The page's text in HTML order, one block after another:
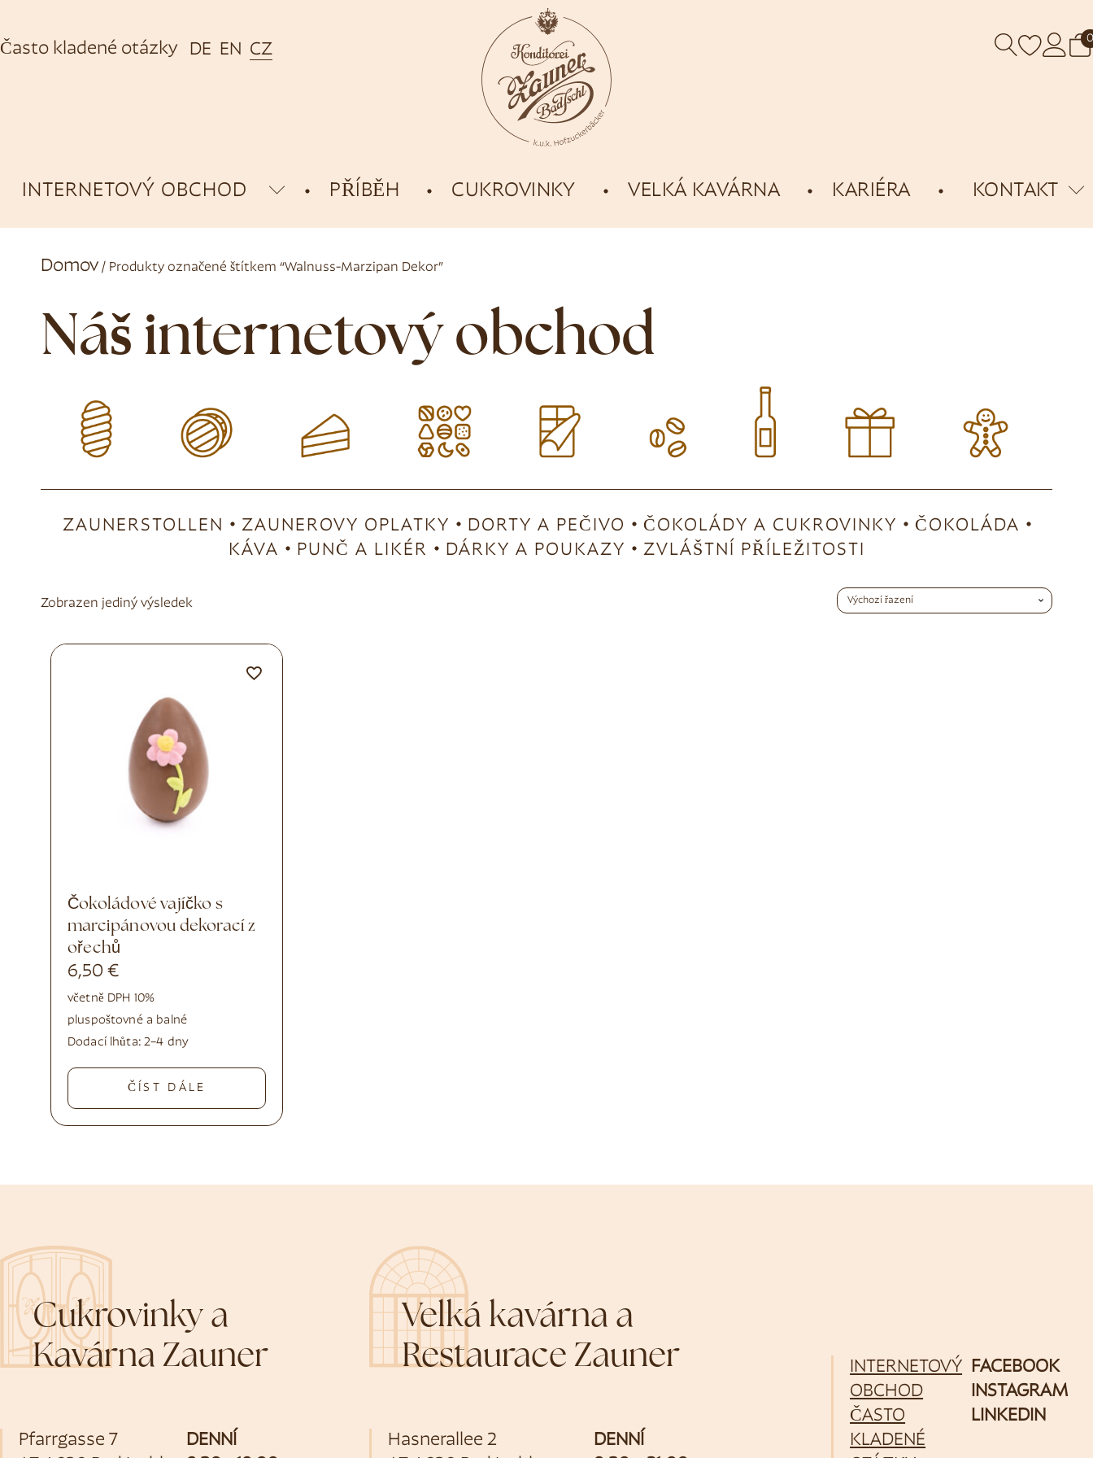
Často kladené otázky DE EN CZ
0
INTERNETOVÝ OBCHOD PŘÍBĚH CUKROVINKY VELKÁ KAVÁRNA KARIÉRA KONTAKT
Domov/ Produkty označené štítkem “Walnuss-Marzipan Dekor”
Náš internetový obchod
ZAUNERSTOLLEN ZAUNEROVY OPLATKY DORTY A PEČIVO ČOKOLÁDY A CUKROVINKY
ČOKOLÁDA
KÁVA
PUNČ A LIKÉR DÁRKY A POUKAZY ZVLÁŠTNÍ PŘÍLEŽITOSTI
Zobrazen jediný výsledek
Čokoládové vajíčko s
marcipánovou dekorací z
ořechů
6,50 €
včetně DPH 10%
pluspoštovné a balné
Dodací lhůta:2–4 dny
ČÍST DÁLE
Cukrovinky a
Kavárna Zauner
Pfarrgasse 7
DENNÍ
Velká kavárna a
Restaurace Zauner
Hasnerallee 2
DENNÍ
INTERNETOVÝ
OBCHOD
ČASTO
KLADENÉ
FACEBOOK
INSTAGRAM
LINKEDIN